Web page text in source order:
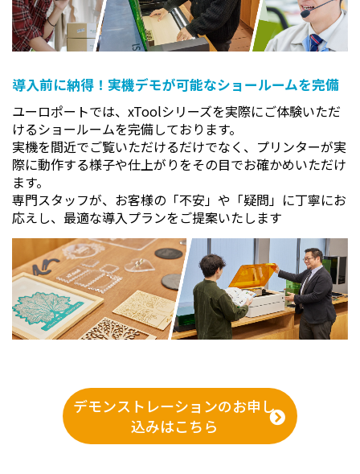
カメラ機能で簡単に位置合わせ
通常の位置合わせが簡単なのはもちろん、複数の素材
に同時に加工するバッジ彫刻では、カメラが自動でデ
ータを位置合わせしてくれます。
コントロールパネルでいつでもどこでも
導入前に納得！実機デモが可能なショールームを完備
ユーロポートでは、xToolシリーズを実際にご体験いただ
けるショールームを完備しております。
実機を間近でご覧いただけるだけでなく、プリンターが実
際に動作する様子や仕上がりをその目でお確かめいただけ
ます。
専門スタッフが、お客様の「不安」や「疑問」に丁寧にお
応えし、最適な導入プランをご提案いたします
デモンストレーションのお申し
込みはこちら